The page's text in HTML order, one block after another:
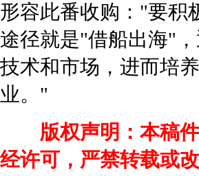
形容此番收购："要积
途径就是"借船出海"
技术和市场，进而培
业。"
版权声明：本稿
经许可，严禁转载或改